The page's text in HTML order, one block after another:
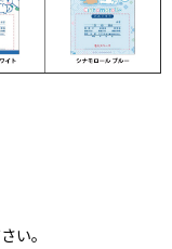
い。